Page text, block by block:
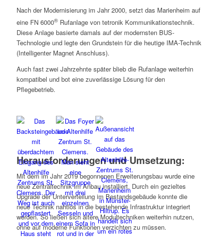
Nach der Modernisierung im Jahr 2000, setzt das Marienheim auf
eine FN 6000®Rufanlage von tetronik Kommunikationstechnik.
Diese Anlage basierte damals auf der modernsten BUS-
Technologie und legte den Grundstein für die heutige IMA-Technik
(Intelligenter Magnet Anschluss).
Auch fast zwei Jahrzehnte später blieb die Rufanlage weiterhin
kompatibel und bot eine zuverlässige Lösung für den
Pflegebetrieb.
Herausforderungen und Umsetzung:
Mit dem im Jahr 2019 begonnenen Erweiterungsbau wurde eine
neue Zentraltechnik im Anbau installiert. Durch ein gezieltes
Upgrade der Unterverteilung im Bestandsgebäude konnte die
neue Technik nahtlos in die bestehende Infrastruktur integriert
werden. So ließen sich ältere Modultechniken weiterhin nutzen,
ohne auf moderne Funktionen verzichten zu müssen.